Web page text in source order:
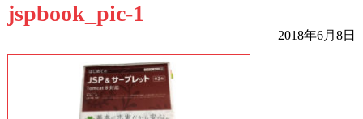
jspbook_pic-1
2018年6月8日